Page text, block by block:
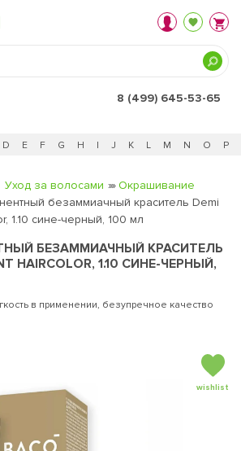
8 (499) 645-53-65
D E F G H I J K L M N O P
Уход за волосами
Окрашивание
безаммиачный краситель Demi
1.10 сине-черный, 100 мл
БЕЗАММИАЧНЫЙ КРАСИТЕЛЬ
HAIRCOLOR, 1.10 СИНЕ-ЧЕРНЫЙ,
в применении, безупречное качество
wishlist